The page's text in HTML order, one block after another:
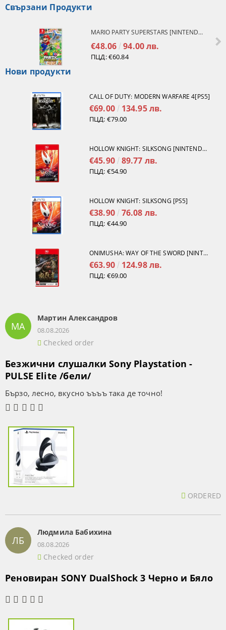
Свързани Продукти
MARIO PARTY SUPERSTARS [NINTENDO SWITCH]
€48.06 94.00 лв.
ПЦД:€60.84
Нови продукти
CALL OF DUTY: MODERN WARFARE 4[PS5]
€69.00 134.95 лв.
ПЦД: €79.00
HOLLOW KNIGHT: SILKSONG [NINTENDO SWITCH 2]
€45.90 89.77 лв.
ПЦД: €54.90
HOLLOW KNIGHT: SILKSONG [PS5]
€38.90 76.08 лв.
ПЦД: €44.90
ONIMUSHA: WAY OF THE SWORD [NINTENDO SWITCH 2]
€63.90 124.98 лв.
ПЦД: €69.00
МА
Мартин Александров
08.08.2026
Checked order
Безжични слушалки Sony Playstation -
PULSE Elite /бели/
Бързо, лесно, вкусно ъъъъ така де точно!
ORDERED
ЛБ
Людмила Бабихина
08.08.2026
Checked order
Реновиран SONY DualShock 3 Черно и Бяло